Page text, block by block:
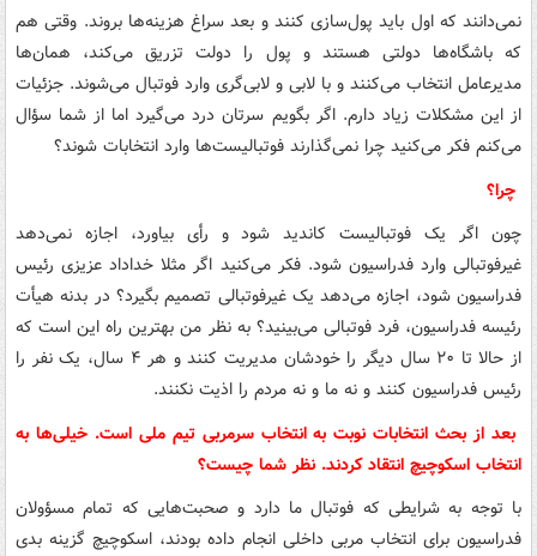
نمی‌دانند که اول باید پول‌سازی کنند و بعد سراغ هزینه‌ها بروند. وقتی هم
که باشگاه‌ها دولتی هستند و پول را دولت تزریق می‌کند، همان‌ها
مدیرعامل انتخاب می‌کنند و با لابی و لابی‌گری وارد فوتبال می‌شوند. جزئیات
از این مشکلات زیاد دارم. اگر بگویم سرتان درد می‌گیرد اما از شما سؤال
می‌کنم فکر می‌کنید چرا نمی‌گذارند فوتبالیست‌ها وارد انتخابات شوند؟
چرا؟
چون اگر یک فوتبالیست کاندید شود و رأی بیاورد، اجازه نمی‌دهد
غیرفوتبالی وارد فدراسیون شود. فکر می‌کنید اگر مثلا خداداد عزیزی رئیس
فدراسیون شود، اجازه می‌دهد یکغیرفوتبالی تصمیم بگیرد؟ در بدنه هیأت
رئیسه فدراسیون، فرد فوتبالی می‌بینید؟ به نظر من بهترین راه این است که
از حالا تا ۲۰ سال دیگر را خودشان مدیریت کنند و هر ۴ سال، یک نفر را
رئیس فدراسیون کنند و نه ما و نه مردم را اذیت نکنند.
بعد از بحث انتخابات نوبت به انتخاب سرمربی تیم ملی است. خیلی‌ها به
انتخاب اسکوچیچ انتقاد کردند. نظر شما چیست؟
با توجه به شرایطی که فوتبال ما دارد و صحبت‌هایی که تمام مسؤولان
فدراسیون برای انتخاب مربی داخلی انجام داده بودند، اسکوچیچ گزینه بدی